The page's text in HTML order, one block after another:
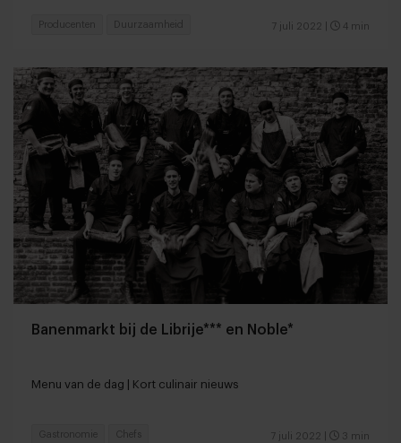
7 juli 2022 4 min
Producenten Duurzaamheid
Banenmarkt bij de Librije*** en Noble*
Menu van de dag | Kort culinair nieuws
7 juli 2022 3 min
Gastronomie Chefs